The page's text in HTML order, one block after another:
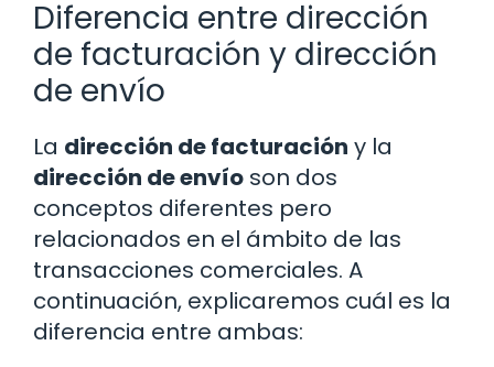
Diferencia entre dirección
de facturación y dirección
de envío
La dirección de facturación y la
dirección de envío son dos
conceptos diferentes pero
relacionados en el ámbito de las
transacciones comerciales. A
continuación, explicaremos cuál es la
diferencia entre ambas: